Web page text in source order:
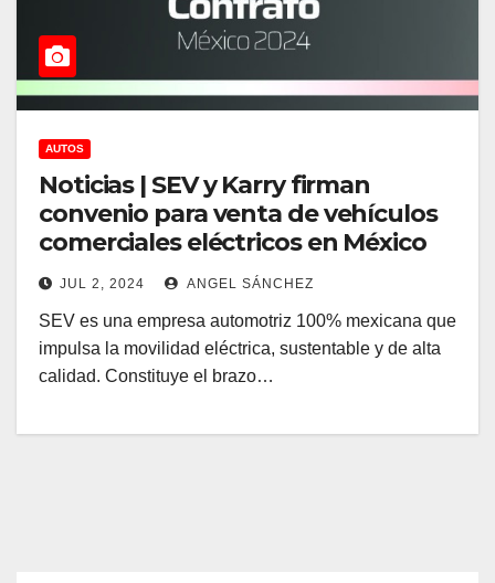
AUTOS
Noticias | SEV y Karry firman
convenio para venta de vehículos
comerciales eléctricos en México
JUL 2, 2024 ANGEL SÁNCHEZ
SEV es una empresa automotriz 100% mexicana que
impulsa la movilidad eléctrica, sustentable y de alta
calidad. Constituye el brazo…